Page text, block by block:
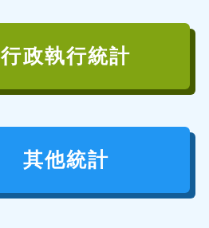
行政執行統計
其他統計